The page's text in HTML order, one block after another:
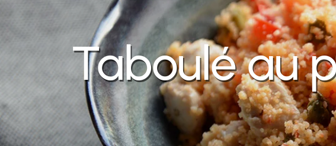
Taboulé au